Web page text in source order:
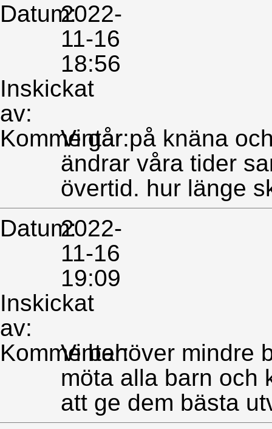
Datum:2022-
11-16
18:56
Inskickat
av:
Kommentar:
Vi går på knäna
ändrar våra tider
övertid. hur länge
Datum:2022-
11-16
19:09
Inskickat
av:
Kommentar:
Vi behöver mindre
möta alla barn och
att ge dem bästa